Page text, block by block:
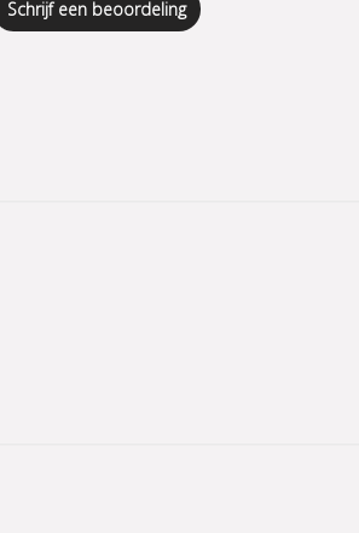
Schrijf een beoordeling